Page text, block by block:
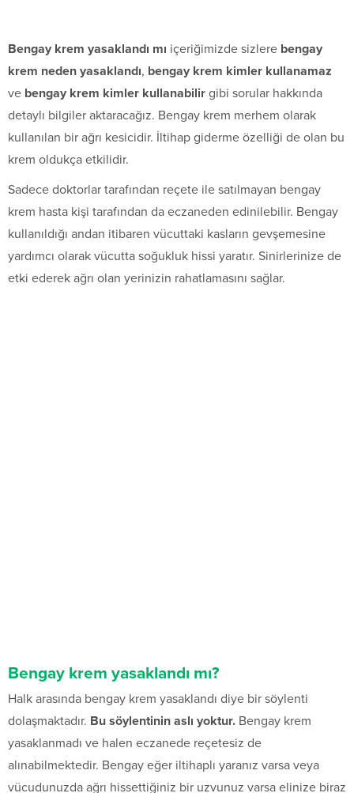
Bengay krem yasaklandı mı içeriğimizde sizlere bengay
krem neden yasaklandı, bengay krem kimler kullanamaz
ve bengay krem kimler kullanabilir gibi sorular hakkında
detaylı bilgiler aktaracağız. Bengay krem merhem olarak
kullanılan bir ağrı kesicidir. İltihap giderme özelliği de olan bu
krem oldukça etkilidir.
Sadece doktorlar tarafından reçete ile satılmayan bengay
krem hasta kişi tarafından da eczaneden edinilebilir. Bengay
kullanıldığı andan itibaren vücuttaki kasların gevşemesine
yardımcı olarak vücutta soğukluk hissi yaratır. Sinirlerinize de
etki ederek ağrı olan yerinizin rahatlamasını sağlar.
Bengay krem yasaklandı mı?
Halk arasında bengay krem yasaklandı diye bir söylenti
dolaşmaktadır. Bu söylentinin aslı yoktur. Bengay krem
yasaklanmadı ve halen eczanede reçetesiz de
alınabilmektedir. Bengay eğer iltihaplı yaranız varsa veya
vücudunuzda ağrı hissettiğiniz bir uzvunuz varsa elinize biraz